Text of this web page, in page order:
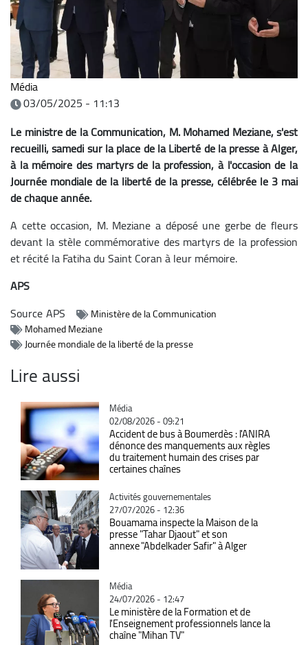
Média
03/05/2025 - 11:13
Le ministre de la Communication, M. Mohamed Meziane, s'est
recueilli, samedi sur la place de la Liberté de la presse à Alger,
à la mémoire des martyrs de la profession, à l'occasion de la
Journée mondiale de la liberté de la presse, célébrée le 3 mai
de chaque année.
A cette occasion, M. Meziane a déposé une gerbe de fleurs
devant la stèle commémorative des martyrs de la profession
et récité la Fatiha du Saint Coran à leur mémoire.
APS
SourceAPS
Ministère de la Communication
Mohamed Meziane
Journée mondiale de la liberté de la presse
Lire aussi
Catégorie
Média
02/08/2026 - 09:21
Accident de bus à Boumerdès : l'ANIRA
dénonce des manquements aux règles
du traitement humain des crises par
certaines chaînes
Catégorie
Activités gouvernementales
27/07/2026 - 12:36
Bouamama inspecte la Maison de la
presse "Tahar Djaout" et son
annexe "Abdelkader Safir" à Alger
Catégorie
Média
24/07/2026 - 12:47
Le ministère de la Formation et de
l'Enseignement professionnels lance la
chaîne "Mihan TV"